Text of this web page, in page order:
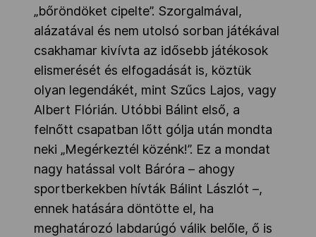
„bőröndöket cipelte”. Szorgalmával,
alázatával és nem utolsó sorban játékával
csakhamar kivívta az idősebb játékosok
elismerését és elfogadását is, köztük
olyan legendákét, mint Szűcs Lajos, vagy
Albert Flórián. Utóbbi Bálint első, a
felnőtt csapatban lőtt gólja után mondta
neki „Megérkeztél közénk!”. Ez a mondat
nagy hatással volt Báróra – ahogy
sportberkekben hívták Bálint Lászlót –,
ennek hatására döntötte el, ha
meghatározó labdarúgó válik belőle, ő is